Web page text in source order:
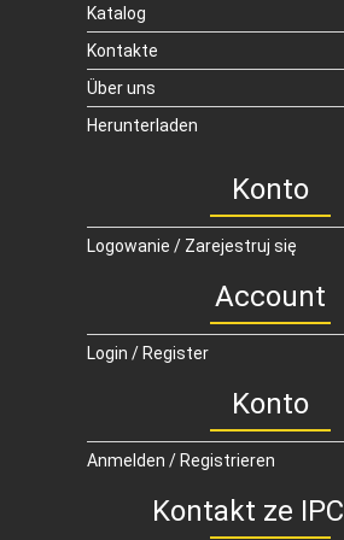
Katalog
Kontakte
Über uns
Herunterladen
Konto
Logowanie / Zarejestruj się
Account
Login / Register
Konto
Anmelden / Registrieren
Kontakt ze